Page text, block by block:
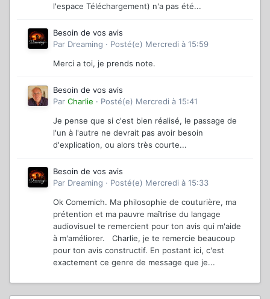
l'espace Téléchargement) n'a pas été...
Besoin de vos avis
Par Dreaming · Posté(e) Mercredi à 15:59
Merci a toi, je prends note.
Besoin de vos avis
Par Charlie · Posté(e) Mercredi à 15:41
Je pense que si c'est bien réalisé, le passage de
l'un à l'autre ne devrait pas avoir besoin
d'explication, ou alors très courte...
Besoin de vos avis
Par Dreaming · Posté(e) Mercredi à 15:33
Ok Comemich. Ma philosophie de couturière, ma
prétention et ma pauvre maîtrise du langage
audiovisuel te remercient pour ton avis qui m'aide
à m'améliorer. Charlie, je te remercie beaucoup
pour ton avis constructif. En postant ici, c'est
exactement ce genre de message que je...